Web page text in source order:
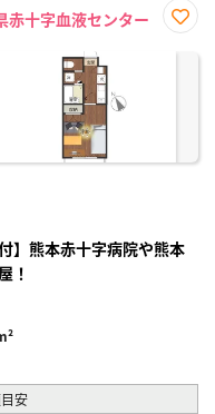
赤十字血液センター
に入
】熊本赤十字病院や熊本
！
安